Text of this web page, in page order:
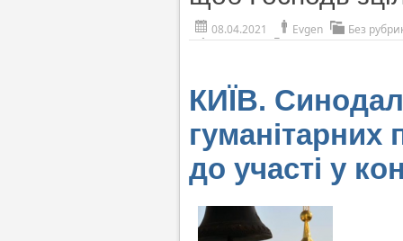
08.04.2021 Evgen Без
КИЇВ.
гуманітарних
до участі у